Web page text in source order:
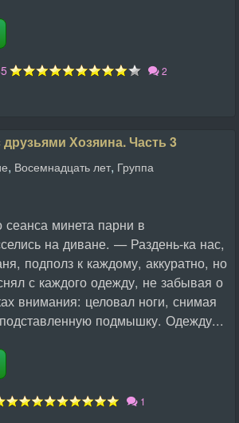
2
Хозяина. Часть 3
, Восемнадцать лет, Группа
минета парни в
на диване. — Раздень-ка нас,
подполз к каждому, аккуратно, но
с каждого одежду, не забывая о
внимания: целовал ноги, снимая
подмышку. Одежду...
1